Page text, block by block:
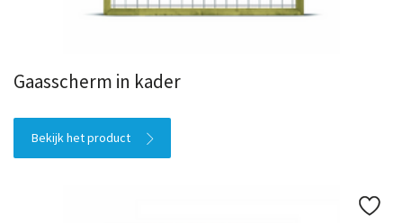
Gaasscherm in kader
Bekijk het product